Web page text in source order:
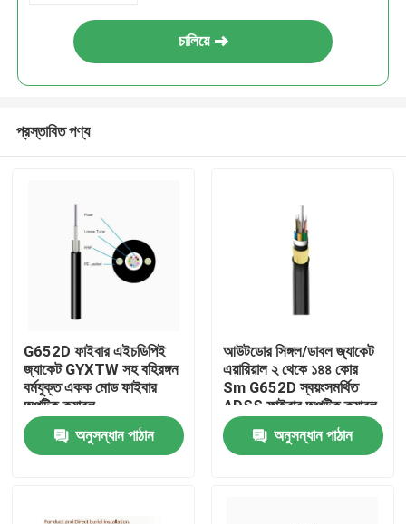
চালিয়ে
প্রস্তাবিত পণ্য
G652D ফাইবার এইচডিপিই
জ্যাকেট GYXTW সহ বহিরঙ্গন
বর্মযুক্ত একক মোড ফাইবার
অপটিক ক্যাবল
অনুসন্ধান পাঠান
আউটডোর সিঙ্গল/ডাবল জ্যাকেট
এয়ারিয়াল ২ থেকে ১৪৪ কোর
Sm G652D স্বয়ংসমর্থিত
ADSS ফাইবার অপটিক ক্যাবল
অনুসন্ধান পাঠান